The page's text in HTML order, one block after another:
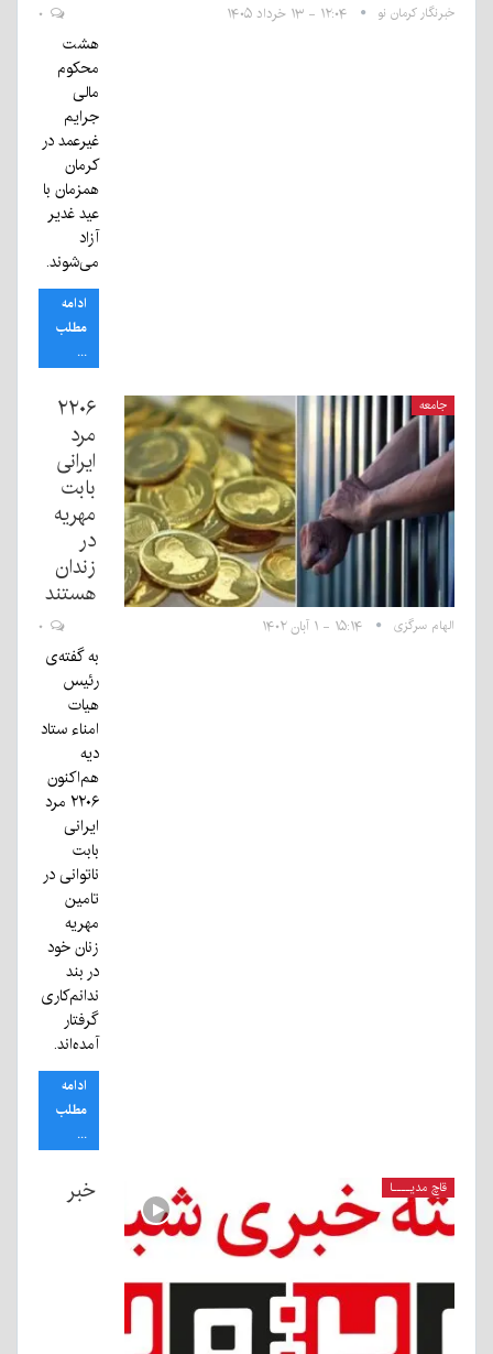
خبرنگار کرمان نو ۱۲:۰۴ - ۱۳ خرداد ۱۴۰۵
هشت
محکوم
مالی
جرایم
غیرعمد در
کرمان
همزمان با
عید غدیر
آزاد
می‌شوند.
ادامه
مطلب
...
جامعه
۲۲۰۶
مرد
ایرانی
بابت
مهریه
در
زندان
هستند
الهام سرگزی ۱۵:۱۴ - ۱ آبان ۱۴۰۲
به گفته‌ی
رئیس
هیات
امناء ستاد
دیه
هم‌اکنون
۲۲۰۶ مرد
ایرانی
بابت
ناتوانی در
تامین
مهریه
زنان خود
در بند
ندانم‌کاری
گرفتار
آمده‌اند.
ادامه
مطلب
...
قاچ مدیــــا خبر